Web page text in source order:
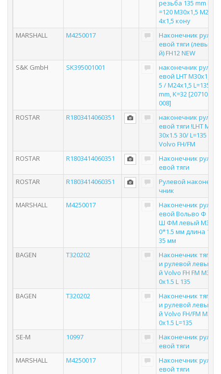
резьба 135 mm L
=120 M30x1,5 M2
4x1,5 кону
MARSHALL
M4250017
Наконечник рул
евой тяги (левы
й) FH12 NEW
S&K GmbH
SK395001001
наконечник рул
евой LHT М30х1,
5 / M24x1,5 L=135
mm, K=32 [207100
008]
ROSTAR
R1803414060351
наконечник рул
евой тяги !LHT M
30x1.5 30/ L=135
Volvo FH/FM
ROSTAR
R1803414060351
Наконечник рул
евой тяги
ROSTAR
R1803414060351
Рулевой наконе
чник
MARSHALL
M4250017
Наконечник рул
евой Вольво Ф
Ш ФМ левый M3
0*1.5 мм длина 1
35 мм
BAGEN
T320202
Наконечник тяг
и рулевой левы
й Volvo FH FM M3
0х1.5 L 135
BAGEN
T320202
Наконечник тяг
и рулевой левы
й Volvo FH/FM M3
0х1.5 L=135
SE-M
10997
Наконечник рул
евой тяги
MARSHALL
M4250017
Наконечник рул
евой тяги